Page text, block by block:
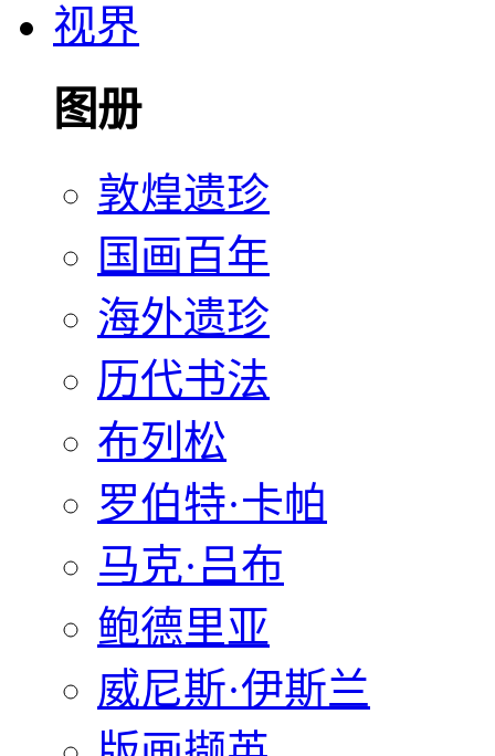
视界
图册
敦煌遗珍
国画百年
海外遗珍
历代书法
布列松
罗伯特·卡帕
马克·吕布
鲍德里亚
威尼斯·伊斯兰